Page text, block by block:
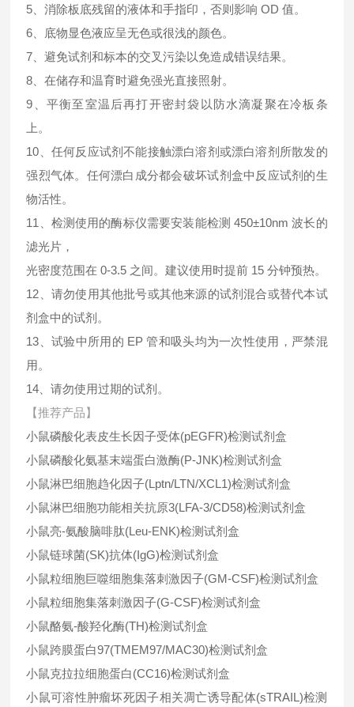
5、消除板底残留的液体和手指印，否则影响 OD 值。
6、底物显色液应呈无色或很浅的颜色。
7、避免试剂和标本的交叉污染以免造成错误结果。
8、在储存和温育时避免强光直接照射。
9、平衡至室温后再打开密封袋以防水滴凝聚在冷板条
上。
10、任何反应试剂不能接触漂白溶剂或漂白溶剂所散发的
强烈气体。任何漂白成分都会破坏试剂盒中反应试剂的生
物活性。
11、检测使用的酶标仪需要安装能检测 450±10nm 波长的
滤光片，
光密度范围在 0-3.5 之间。建议使用时提前 15 分钟预热。
12、请勿使用其他批号或其他来源的试剂混合或替代本试
剂盒中的试剂。
13、试验中所用的 EP 管和吸头均为一次性使用，严禁混
用。
14、请勿使用过期的试剂。
【推荐产品】
小鼠磷酸化表皮生长因子受体(pEGFR)检测试剂盒
小鼠磷酸化氨基末端蛋白激酶(P-JNK)检测试剂盒
小鼠淋巴细胞趋化因子(Lptn/LTN/XCL1)检测试剂盒
小鼠淋巴细胞功能相关抗原3(LFA-3/CD58)检测试剂盒
小鼠亮-氨酸脑啡肽(Leu-ENK)检测试剂盒
小鼠链球菌(SK)抗体(IgG)检测试剂盒
小鼠粒细胞巨噬细胞集落刺激因子(GM-CSF)检测试剂盒
小鼠粒细胞集落刺激因子(G-CSF)检测试剂盒
小鼠酪氨-酸羟化酶(TH)检测试剂盒
小鼠跨膜蛋白97(TMEM97/MAC30)检测试剂盒
小鼠克拉拉细胞蛋白(CC16)检测试剂盒
小鼠可溶性肿瘤坏死因子相关凋亡诱导配体(sTRAIL)检测